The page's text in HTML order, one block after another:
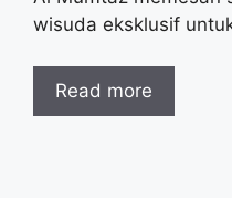
wisuda eksklusif
Read more